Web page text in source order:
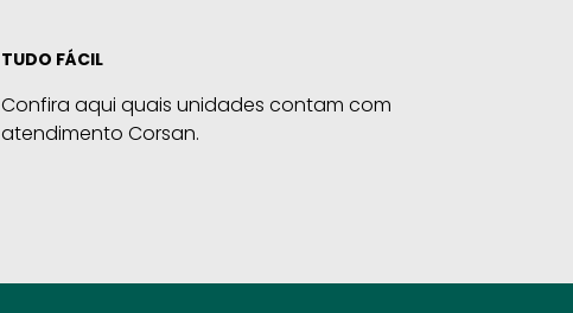
TUDO FÁCIL
Confira aqui quais unidades contam com
atendimento Corsan.